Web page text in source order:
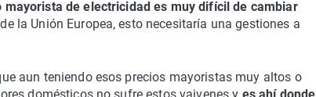
mayorista de electricidad es muy difícil de cambiar
la Unión Europea, esto necesitaría una gestiones a
aun teniendo esos precios mayoristas muy altos o